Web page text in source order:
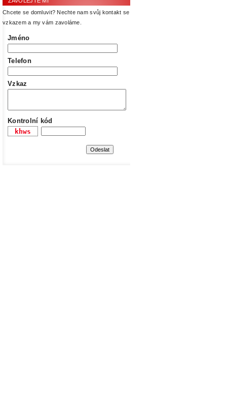
Chcete se domluvit? Nechte nam svůj kontakt se
vzkazem a my vám zavoláme.
Jméno
Telefon
Vzkaz
Kontrolní kód